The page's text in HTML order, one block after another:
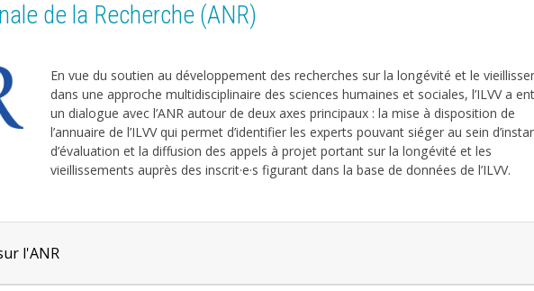
de la Recherche (ANR)
En vue du soutien au développement des recherches sur la longévité et le
dans une approche multidisciplinaire des sciences humaines et sociales, l’ILVV a
un dialogue avec l’ANR autour de deux axes principaux : la mise à disposition de
l’annuaire de l’ILVV qui permet d’identifier les experts pouvant siéger au sein
d’évaluation et la diffusion des appels à projet portant sur la longévité et les
vieillissements auprès des inscrit·e·s figurant dans la base de données de l’ILVV.
l'ANR